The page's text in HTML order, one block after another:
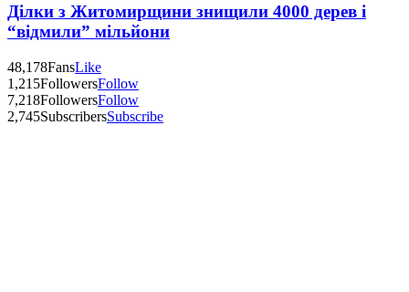
Ділки з Житомирщини знищили 4000 дерев і
“відмили” мільйони
48,178FansLike
1,215FollowersFollow
7,218FollowersFollow
2,745SubscribersSubscribe